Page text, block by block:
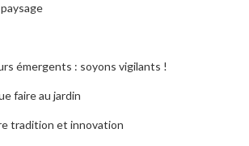
émergents : soyons vigilants !
faire au jardin
tradition et innovation